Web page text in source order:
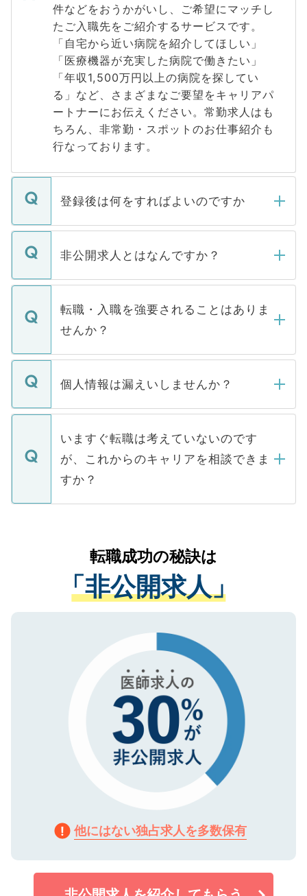
件などをおうかがいし、ご希望にマッチし
たご入職先をご紹介するサービスです。
「自宅から近い病院を紹介してほしい」
「医療機器が充実した病院で働きたい」
「年収1,500万円以上の病院を探してい
る」など、さまざまなご要望をキャリアパ
ートナーにお伝えください。常勤求人はも
ちろん、非常勤・スポットのお仕事紹介も
行なっております。
登録後は何をすればよいのですか
ご登録いただきましたら、弊社担当者がご
登録内容を確認し、その後メールもしくは
ます。通常、5営業日以内にはご連絡をせて
いただきますので、しばらくお待ちくださ
非公開求人とはなんですか？
マイナビDOCTORで取り扱っている求人の
うち約3割は、Webサイトからご覧いただ
けない「非公開求人」です。非公開求人は
下記の理由によって、一般には公開してい
ません。
■応募殺到を避けるため 人気のある医療機
関を公にしてしまうと、応募が殺到する場
に、医療機関が求める条件に合った人材の
みを人材紹介会社に依頼するケースが増え
ています。
転職・入職を強要されることはありま
せんか？
転職・入職を強要することは一切ありませ
ん。また、仮に応募先から内定をいただい
定を承諾する必要はありません。内定先へ
の辞退の連絡はキャリアパートナーが行い
個人情報は漏えいしませんか？
個人情報が漏えいすることはありませんの
で、ご安心ください。当サイトからの登録
などで収集したご登録者様の個人情報は、
ご本人のキャリアアップおよび転職活動の
支援を目的に使用いたします。お預かりし
ているすべての個人データはご本人の許可
は、個人情報の取り扱いについての厳密な
管理基準を満たした事業者のみに付与され
る、プライバシーマークを取得済みです。
で、機密保持に関してもご安心ください。
いますぐ転職は考えていないのです
が、これからのキャリアを相談できま
すか？
かがいして、現在の医療機関の状況や紹介
経験をまじえながら、適切なアドバイスを
させていただきます。すぐにご転職をされ
ない方には、長期的なサポートが可能です
ので、まずはご登録ください。
転職成功の秘訣は
「非公開求人」
他にはない独占求人を多数保有